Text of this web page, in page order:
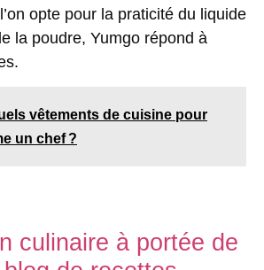
opte pour la praticité du liquide
la poudre, Yumgo répond à
vêtements de cuisine pour
un chef ?
culinaire à portée de